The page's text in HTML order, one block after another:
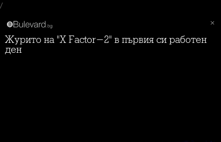
/
Журито на "X Factor-2" в първия си работен
ден